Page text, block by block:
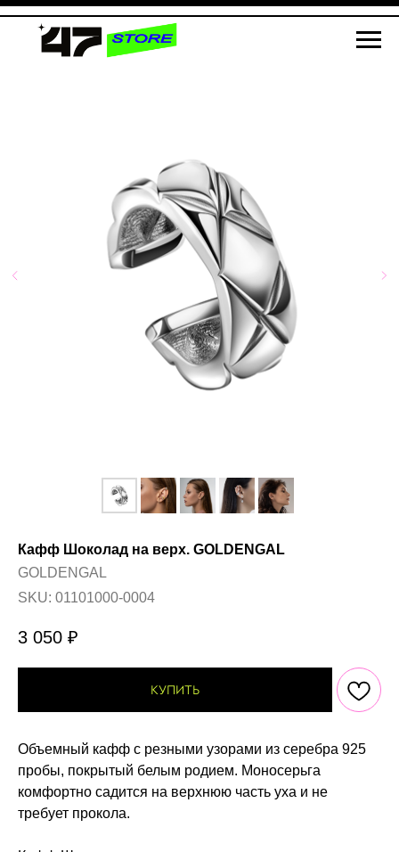
Кафф Шоколад на верх. GOLDENGAL
GOLDENGAL
SKU: 01101000-0004
3 050 ₽
КУПИТЬ
Объемный кафф с резными узорами из серебра 925
пробы, покрытый белым родием. Моносерьга
комфортно садится на верхнюю часть уха и не
требует прокола.